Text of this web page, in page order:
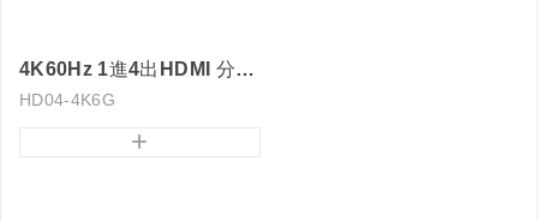
4K60Hz 1進4出HDMI 分配器
HD04-4K6G
+